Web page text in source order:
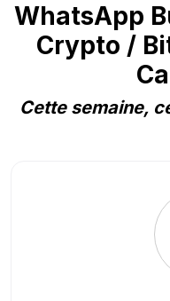
WhatsApp
Crypto /
Cette semaine,